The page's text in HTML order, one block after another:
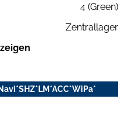
4 (Green)
Zentrallager